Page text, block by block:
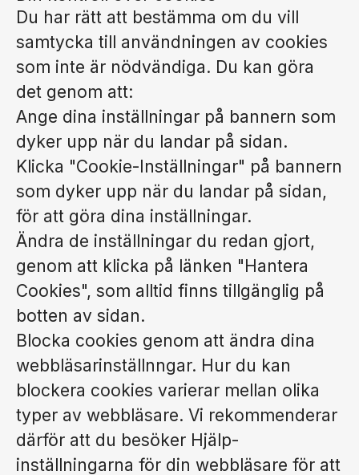
Du har rätt att bestämma om du vill
samtycka till användningen av cookies
som inte är nödvändiga. Du kan göra
det genom att:
Ange dina inställningar på bannern som
dyker upp när du landar på sidan.
Klicka "Cookie-Inställningar" på bannern
som dyker upp när du landar på sidan,
för att göra dina inställningar.
Ändra de inställningar du redan gjort,
genom att klicka på länken "Hantera
Cookies", som alltid finns tillgänglig på
botten av sidan.
Blocka cookies genom att ändra dina
webbläsarinställnngar. Hur du kan
blockera cookies varierar mellan olika
typer av webbläsare. Vi rekommenderar
därför att du besöker Hjälp-
inställningarna för din webbläsare för att